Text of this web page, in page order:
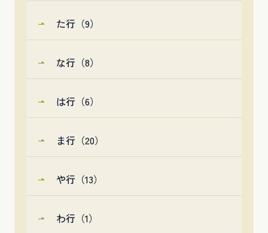
た行（9）
な行（8）
は行（6）
ま行（20）
や行（13）
わ行（1）